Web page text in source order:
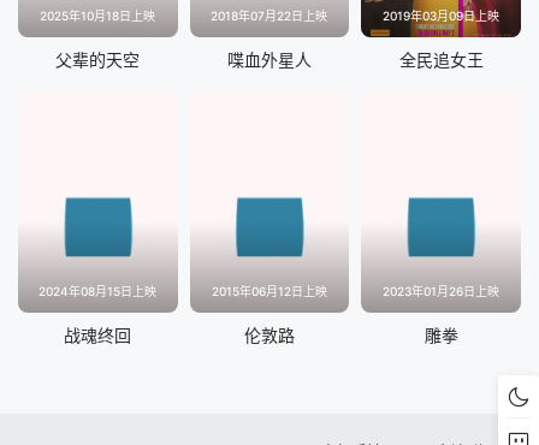
2025年10月18日上映
父辈的天空
2018年07月22日上映
喋血外星人
2019年03月09日上映
全民追女王
2024年08月15日上映
战魂终回
2015年06月12日上映
伦敦路
2023年01月26日上映
雕拳